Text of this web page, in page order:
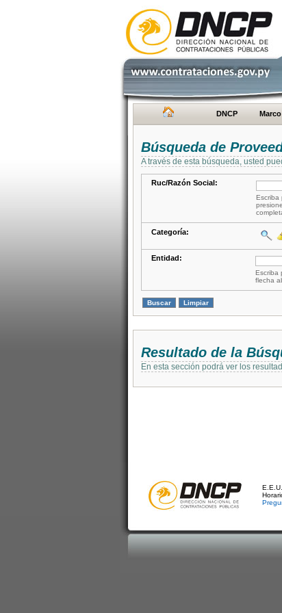
DNCP
Búsqueda de
A través de esta búsqueda, usted
Ruc/Razón Social:
Escriba
Categoría:
Entidad:
Escriba
flecha
Resultado de la
En esta sección podrá ver los